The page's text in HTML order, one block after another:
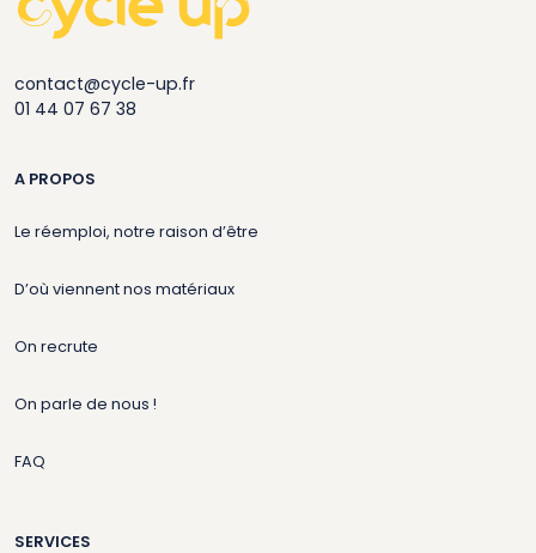
contact@cycle-up.fr
01 44 07 67 38
A PROPOS
Le réemploi, notre raison d’être
D’où viennent nos matériaux
On recrute
On parle de nous !
FAQ
SERVICES